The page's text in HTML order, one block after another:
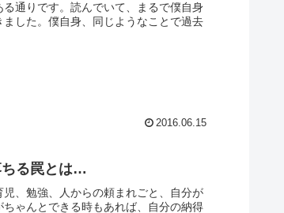
通りです。読んでいて、まるで僕自身
した。僕自身、同じようなことで過去
2016.06.15
ちる罠とは…
、勉強、人からの頼まれごと、自分が
ゃんとできる時もあれば、自分の納得